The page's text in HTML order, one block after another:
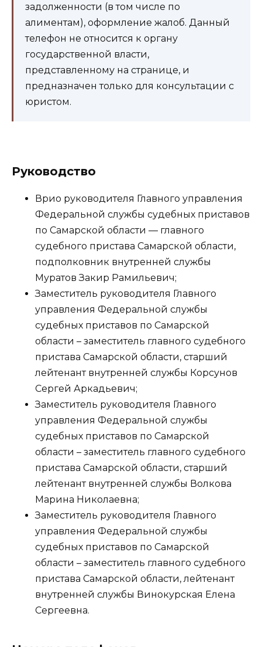
задолженности (в том числе по
алиментам), оформление жалоб. Данный
телефон не относится к органу
государственной власти,
представленному на странице, и
предназначен только для консультации с
юристом.
Руководство
Врио руководителя Главного управления
Федеральной службы судебных приставов
по Самарской области — главного
судебного пристава Самарской области,
подполковник внутренней службы
Муратов Закир Рамильевич;
Заместитель руководителя Главного
управления Федеральной службы
судебных приставов по Самарской
области – заместитель главного судебного
пристава Самарской области, старший
лейтенант внутренней службы Корсунов
Сергей Аркадьевич;
Заместитель руководителя Главного
управления Федеральной службы
судебных приставов по Самарской
области – заместитель главного судебного
пристава Самарской области, старший
лейтенант внутренней службы Волкова
Марина Николаевна;
Заместитель руководителя Главного
управления Федеральной службы
судебных приставов по Самарской
области – заместитель главного судебного
пристава Самарской области, лейтенант
внутренней службы Винокурская Елена
Сергеевна.